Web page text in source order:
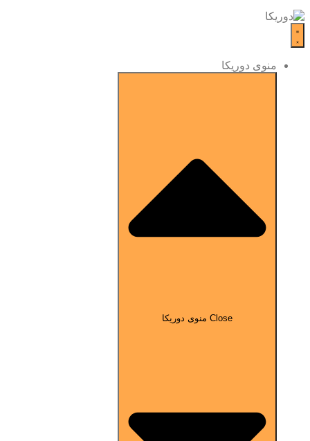
منوی دوریکا
Close منوی دوریکا